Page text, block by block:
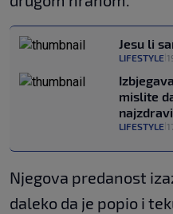
Jesu li
LIFESTYLE
mislite
LIFESTYLE
Njegova predanost
daleko da je popio i